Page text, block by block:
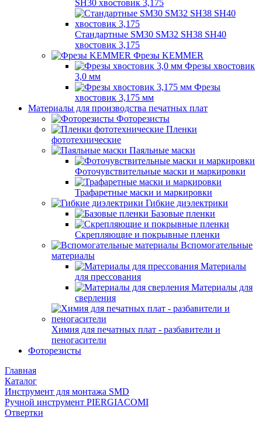
SH30 хвостовик 3,175
Стандартные SM30 SM32 SH38 SH40
хвостовик 3,175
Фрезы KEMMER
Фрезы хвостовик
3,0 мм
Фрезы
хвостовик 3,175 мм
Материалы для производства печатных плат
Фоторезисты
Пленки
фототехнические
Паяльные маски
Фоточувствительные маски и маркировки
Трафаретные маски и маркировки
Гибкие диэлектрики
Базовые пленки
Скрепляющие и покрывные пленки
Вспомогательные
материалы
Материалы
для прессования
Материалы для
сверления
Химия для печатных плат - разбавители и
пеногасители
Фоторезисты
Главная
Каталог
Инструмент для монтажа SMD
Ручной инструмент PIERGIACOMI
Отвертки